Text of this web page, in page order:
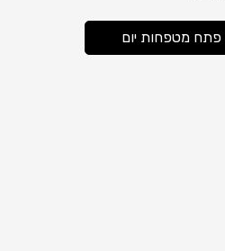
פתח מטפחות יום